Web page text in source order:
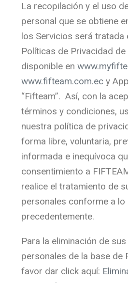
La recopilación y el uso
personal que se obtiene
los Servicios será tratada
Políticas de Privacidad de
disponible en
www.fifteam.com.ec y
“Fifteam”. Así, con la
términos y condiciones,
nuestra política de
forma libre, voluntaria,
informada e inequívoca
consentimiento a
realice el tratamiento de
personales conforme a lo
precedentemente.
Para la eliminación de
personales de la base de
favor dar click aquí: